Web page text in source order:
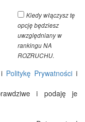
Kiedy włączysz tę
opcję będziesz
uwzględniany w
rankingu NA
ROZRUCHU.
i Politykę Prywatności i
i podaję je